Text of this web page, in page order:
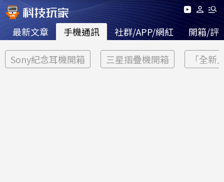
最新文章 手機通訊 社群/APP/網紅 開箱/評
Sony紀念耳機開箱 三星摺疊機開箱 「全新